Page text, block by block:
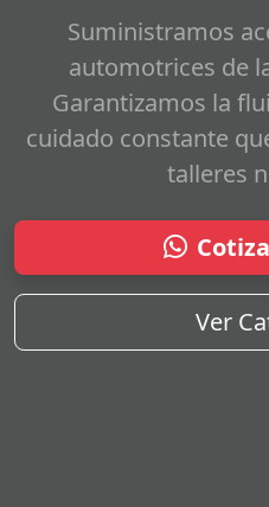
Suministramos
automotrices de
Garantizamos la
cuidado constante
talleres
Ver